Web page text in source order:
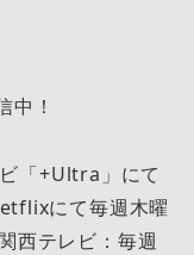
！
「+Ultra」にて
にて毎週木曜
西テレビ：毎週